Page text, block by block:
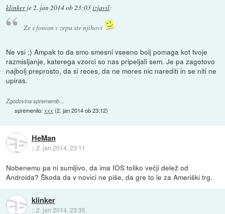
klinkerje2. jan 2014 ob 23:03izjavil:
Ze s fonom v zepu ste njihovi
Ne vsi ;) Ampak to da smo smesni vseeno bolj pomaga kot tvoje
razmisljanje, katerega vzorci so nas pripeljali sem. Je pa zagotovo
najbolj preprosto, da si reces, da ne mores nic narediti in se niti ne
upiras.
Zgodovina sprememb…
spremenilo:xxx (2. jan 2014 ob 23:12)
HeMan
::2. jan 2014, 23:11
Nobenemu pa ni sumljivo, da ima IOS toliko večji delež od
Androida? Škoda da v novici ne piše, da gre to le za Ameriški trg.
klinker
::2. jan 2014, 23:35